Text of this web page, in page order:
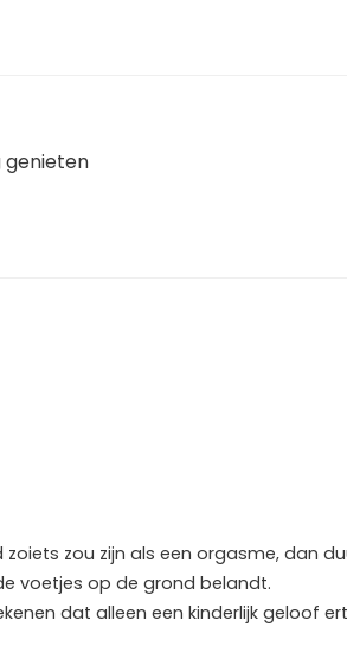
genieten
zou zijn als een orgasme, dan
voetjes op de grond belandt.
dat alleen een kinderlijk geloof